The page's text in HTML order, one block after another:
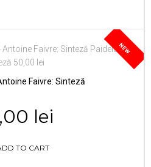
NEW
Faivre: Sinteză
lei
TO CART